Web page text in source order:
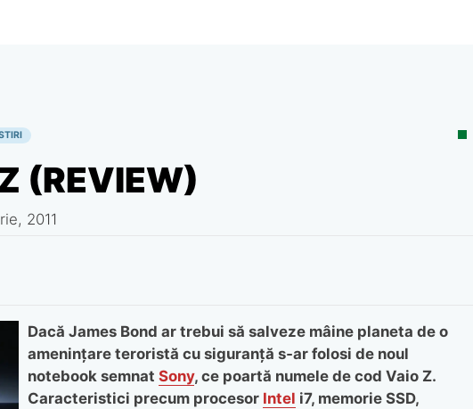
(REVIEW)
2011
Dacă James Bond ar trebui să salveze mâine planeta de o
ameninţare teroristă cu siguranţă s‑ar folosi de noul
notebook semnat Sony, ce poartă numele de cod Vaio Z.
Caracteristici precum procesor Intel i7, memorie SSD,